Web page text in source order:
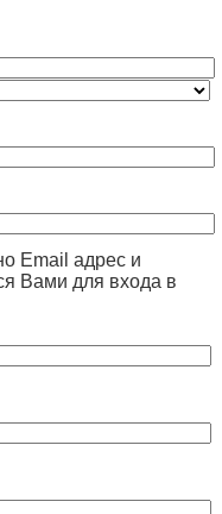
Email адрес и
Вами для входа в